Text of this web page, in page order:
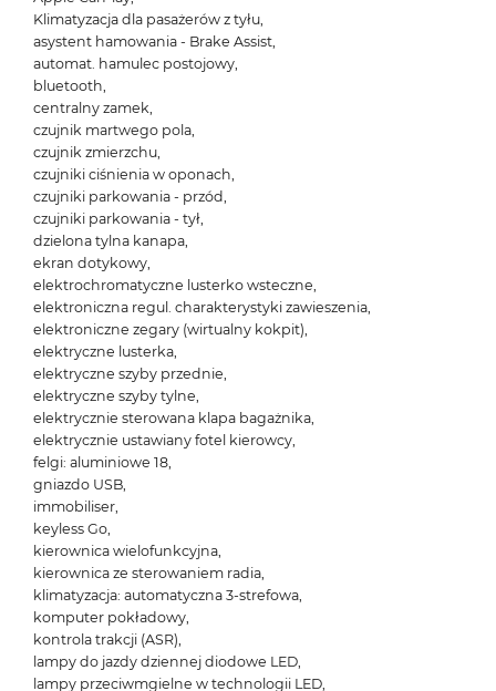
Klimatyzacja dla pasażerów z tyłu,
asystent hamowania - Brake Assist,
automat. hamulec postojowy,
bluetooth,
centralny zamek,
czujnik martwego pola,
czujnik zmierzchu,
czujniki ciśnienia w oponach,
czujniki parkowania - przód,
czujniki parkowania - tył,
dzielona tylna kanapa,
ekran dotykowy,
elektrochromatyczne lusterko wsteczne,
elektroniczna regul. charakterystyki zawieszenia,
elektroniczne zegary (wirtualny kokpit),
elektryczne lusterka,
elektryczne szyby przednie,
elektryczne szyby tylne,
elektrycznie sterowana klapa bagażnika,
elektrycznie ustawiany fotel kierowcy,
felgi: aluminiowe 18,
gniazdo USB,
immobiliser,
keyless Go,
kierownica wielofunkcyjna,
kierownica ze sterowaniem radia,
klimatyzacja: automatyczna 3-strefowa,
komputer pokładowy,
kontrola trakcji (ASR),
lampy do jazdy dziennej diodowe LED,
lampy przeciwmgielne w technologii LED,